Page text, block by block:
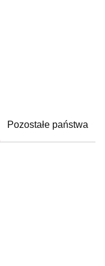
Pozostałe państwa